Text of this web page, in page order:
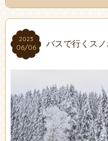
2023
06/06
2023
06/06 バスで行くス